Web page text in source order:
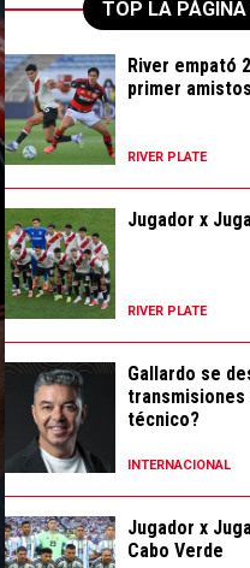
TOP LA
River empató
primer
RIVER PLATE
Jugador x
RIVER PLATE
Gallardo se
transmisiones
técnico?
INTERNACIONAL
Jugador x
Cabo Verde